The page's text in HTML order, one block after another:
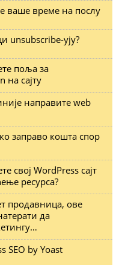
ваше време на послу
unsubscribe-ују?
поља за
на сајту
направите web
заправо кошта спор
свој WordPress сајт
ресурса?
продавница, ове
да
SEO by Yoast